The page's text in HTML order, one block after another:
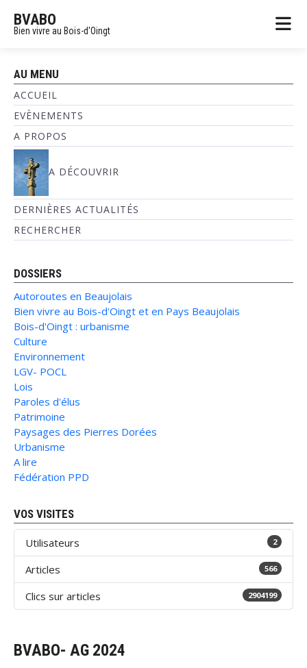
BVABO
Bien vivre au Bois-d'Oingt
AU MENU
ACCUEIL
EVÈNEMENTS
A PROPOS
A DÉCOUVRIR
DERNIÈRES ACTUALITÉS
RECHERCHER
DOSSIERS
Autoroutes en Beaujolais
Bien vivre au Bois-d'Oingt et en Pays Beaujolais
Bois-d'Oingt : urbanisme
Culture
Environnement
LGV- POCL
Lois
Paroles d'élus
Patrimoine
Paysages des Pierres Dorées
Urbanisme
A lire
Fédération PPD
VOS VISITES
Utilisateurs 2
Articles 566
Clics sur articles 2904199
BVABO- AG 2024